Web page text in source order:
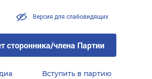
Версия для слабовидящих
сторонника/члена Партии
Вступить в партию